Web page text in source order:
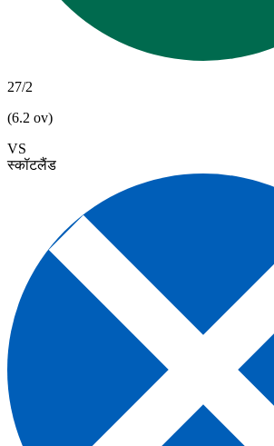
27/2
(6.2 ov)
VS
स्कॉटलैंड